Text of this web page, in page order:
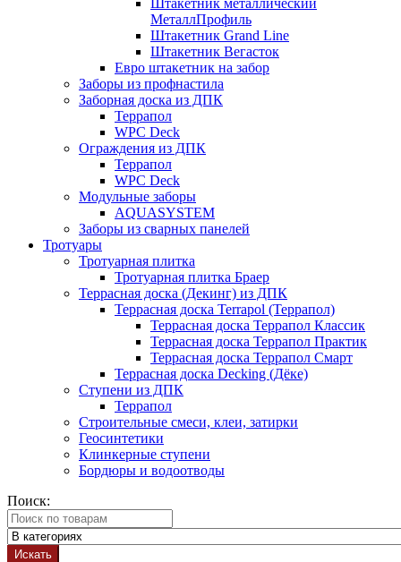
Штакетник металлический
МеталлПрофиль
Штакетник Grand Line
Штакетник Вегасток
Евро штакетник на забор
Заборы из профнастила
Заборная доска из ДПК
Террапол
WPC Deck
Ограждения из ДПК
Террапол
WPC Deck
Модульные заборы
AQUASYSTEM
Заборы из сварных панелей
Тротуары
Тротуарная плитка
Тротуарная плитка Браер
Террасная доска (Декинг) из ДПК
Террасная доска Terrapol (Террапол)
Террасная доска Террапол Классик
Террасная доска Террапол Практик
Террасная доска Террапол Смарт
Террасная доска Decking (Дёке)
Ступени из ДПК
Террапол
Строительные смеси, клеи, затирки
Геосинтетики
Клинкерные ступени
Бордюры и водоотводы
Поиск:
Искать